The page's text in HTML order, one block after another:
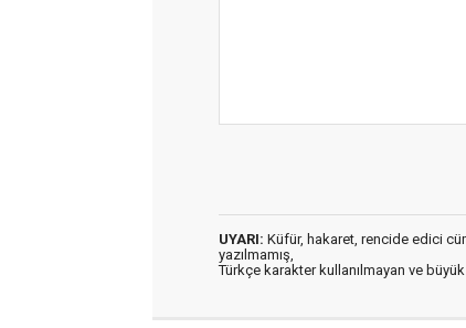
UYARI: Küfür, hakaret, rencide edici
yazılmamış,
Türkçe karakter kullanılmayan ve